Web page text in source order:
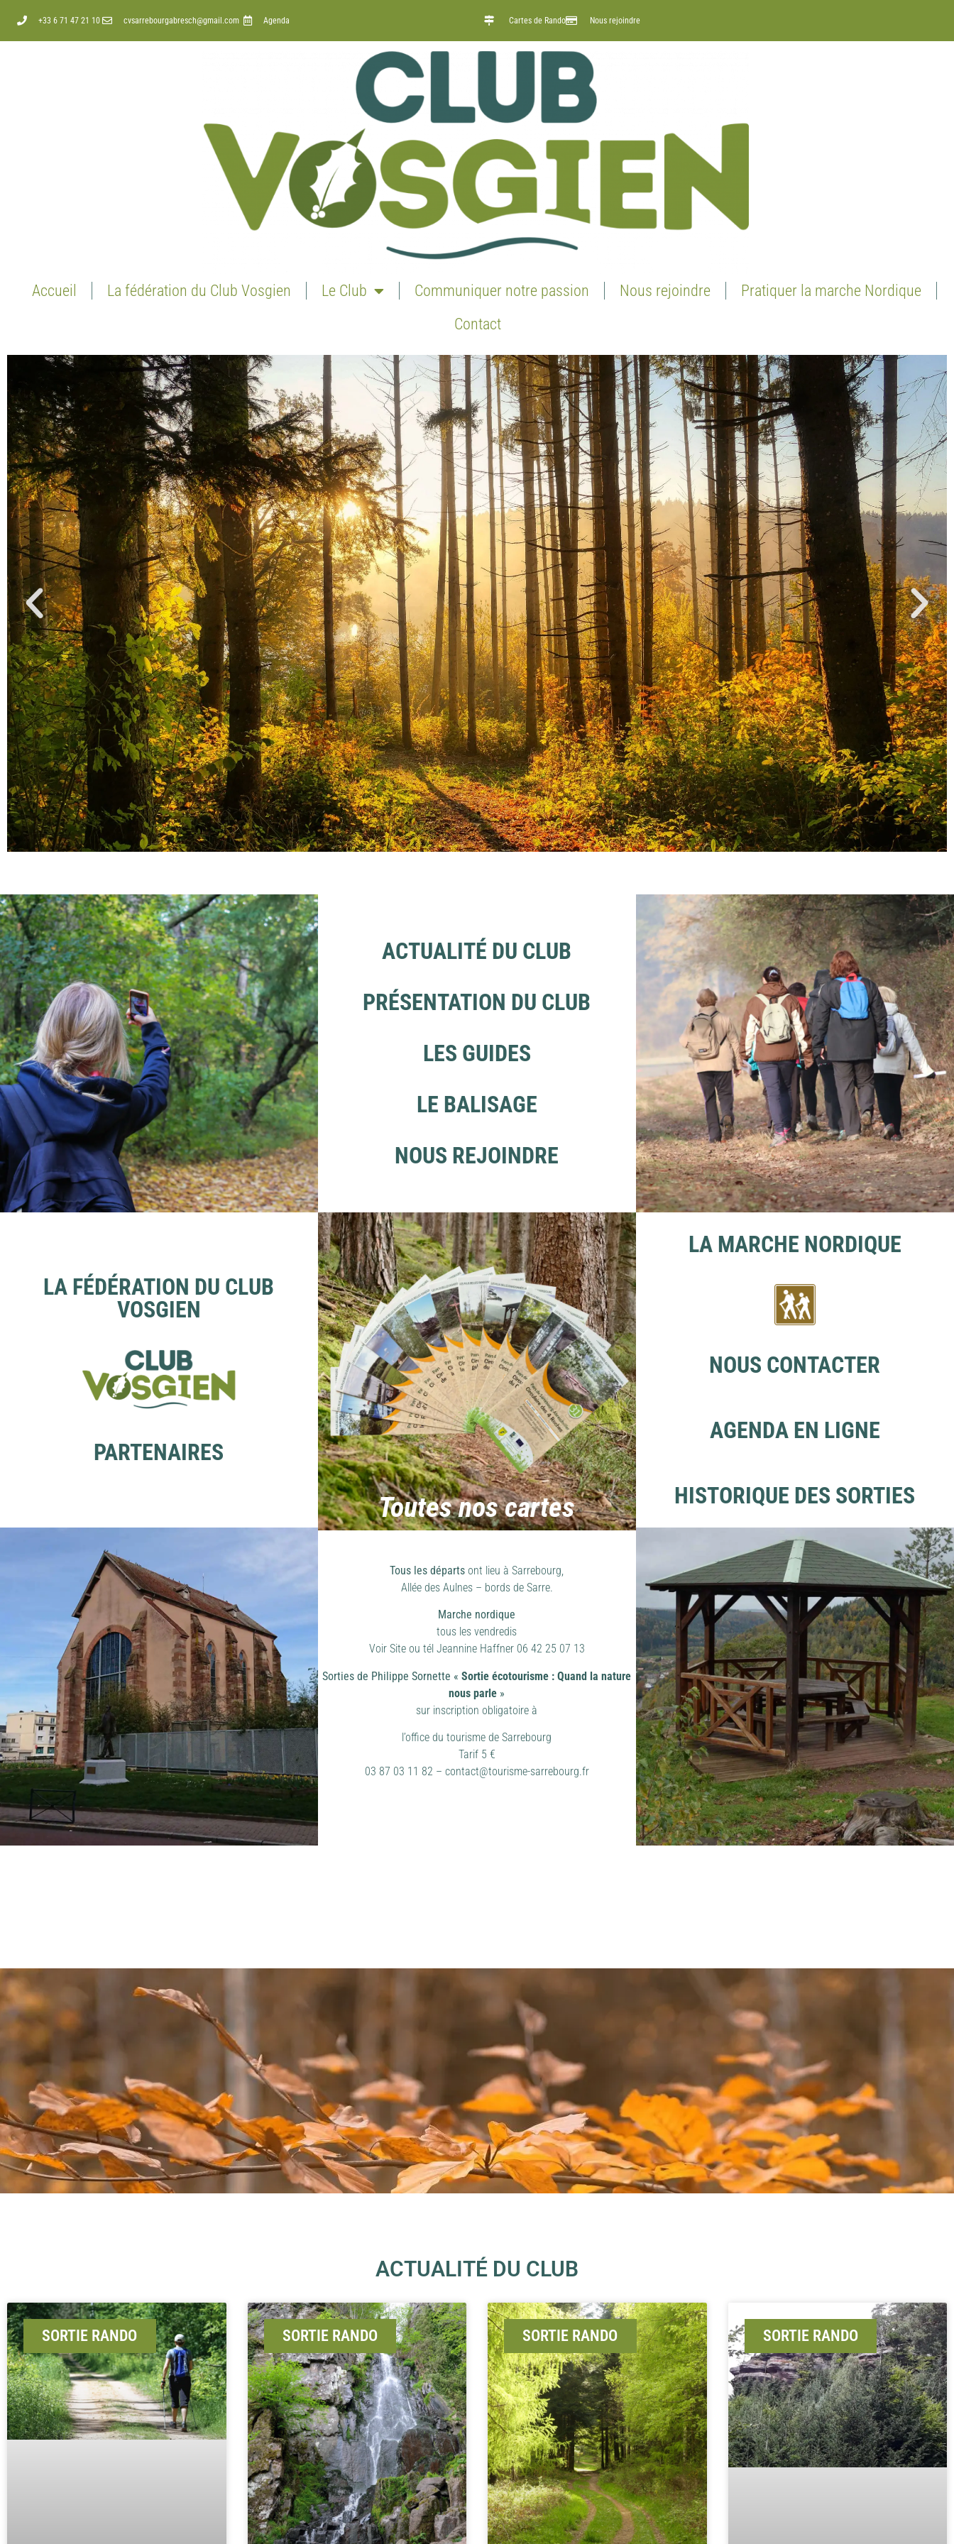
+33 6 71 47 21 10 cvsarrebourgabresch@gmail.com Agenda Cartes de Rando Nous rejoindre
Accueil La fédération du Club Vosgien Le Club Communiquer notre passion Nous rejoindre
Pratiquer la marche Nordique
Contact
Promenade en
forêt
ACTUALITÉ DU CLUB
PRÉSENTATION DU CLUB
LES GUIDES
LE BALISAGE
NOUS REJOINDRE
LA FÉDÉRATION DU CLUB
VOSGIEN
PARTENAIRES
Toutes nos cartes
LA MARCHE NORDIQUE
NOUS CONTACTER
AGENDA EN LIGNE
HISTORIQUE DES SORTIES
Tous les départs ont lieu à Sarrebourg,
Allée des Aulnes – bords de Sarre.
Marche nordique
tous les vendredis
Voir Site ou tél Jeannine Haffner 06 42 25 07 13
Sorties de Philippe Sornette «Sortie écotourisme : Quand la nature
nous parle »
sur inscription obligatoire à
l’office du tourisme de Sarrebourg
Tarif 5 €
03 87 03 11 82 – contact@tourisme-sarrebourg.fr
ACTUALITÉ DU CLUB
SORTIE RANDO SORTIE RANDO SORTIE RANDO SORTIE RANDO